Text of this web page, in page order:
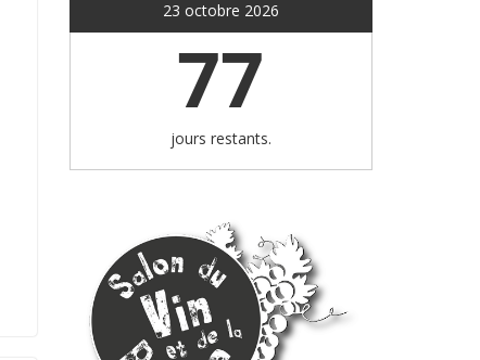
23 octobre 2026
77
jours restants.